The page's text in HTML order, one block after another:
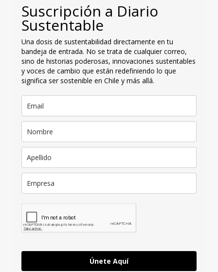
Suscripción a Diario
Sustentable
Una dosis de sustentabilidad directamente en tu
bandeja de entrada. No se trata de cualquier correo,
sino de historias poderosas, innovaciones sustentables
y voces de cambio que están redefiniendo lo que
significa ser sostenible en Chile y más allá.
Únete Aquí